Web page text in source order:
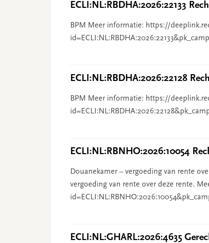
ECLI:NL:RBDHA:2026:22133
BPM Meer informatie: https://
ECLI:NL:RBDHA:2026:22128
BPM Meer informatie: https://
ECLI:NL:RBNHO:2026:10054
Douanekamer – vergoeding van rente
vergoeding van rente over deze rente.
ECLI:NL:GHARL:2026:4635